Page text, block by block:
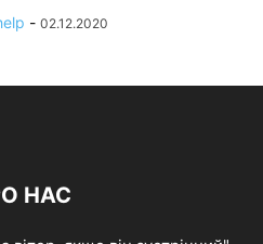
- 02.12.2020
НАС